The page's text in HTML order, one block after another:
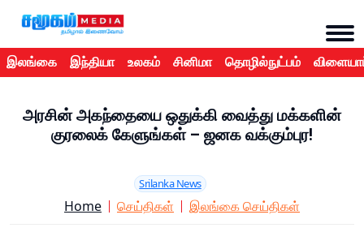
இலங்கை இந்தியா உலகம் சினிமா தொழில்நுட்பம்
அரசின் அகந்தையை ஒதுக்கி வைத்து மக்களின்
குரலைக் கேளுங்கள் – ஜனக வக்கும்புர!
Srilanka News
Home செய்திகள் இலங்கை செய்திகள்